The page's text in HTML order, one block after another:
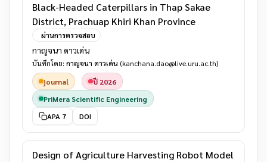
Black-Headed Caterpillars in Thap Sakae
District, Prachuap Khiri Khan Province
ผ่านการตรวจสอบ
กาญจนา ดาวเด่น
บันทึกโดย: กาญจนา ดาวเด่น (kanchana.dao@live.uru.ac.th)
journal
ปี 2026
PriMera Scientific Engineering
APA 7
DOI
Design of Agriculture Harvesting Robot Model